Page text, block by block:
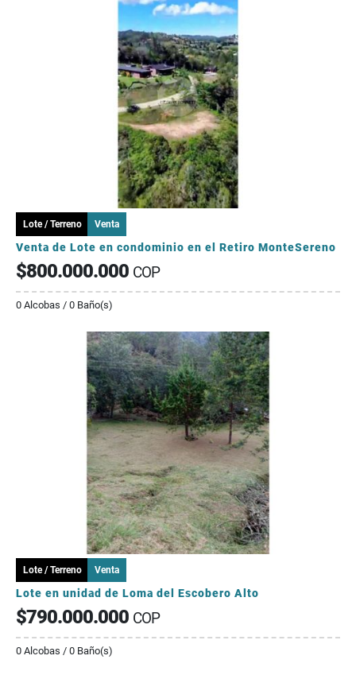
Lote / Terreno Venta
Venta de Lote en condominio en el Retiro MonteSereno
$800.000.000 COP
0 Alcobas / 0 Baño(s)
Lote / Terreno Venta
Lote en unidad de Loma del Escobero Alto
$790.000.000 COP
0 Alcobas / 0 Baño(s)